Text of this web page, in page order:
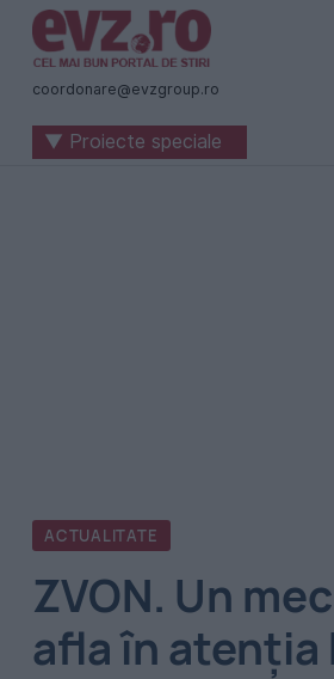
Știri
naționale
internaționale
coordonare@evzgroup.ro
▼ Proiecte speciale
ACTUALITATE
ZVON. Un
afla în atenția